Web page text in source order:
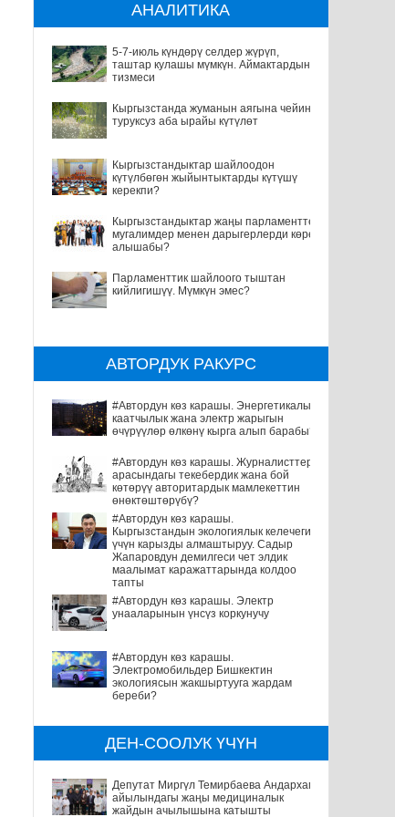
АНАЛИТИКА
5-7-июль күндөрү селдер жүрүп,
таштар кулашы мүмкүн. Аймактардын
тизмеси
Кыргызстанда жуманын аягына чейин
туруксуз аба ырайы күтүлөт
Кыргызстандыктар шайлоодон
күтүлбөгөн жыйынтыктарды күтүшү
керекпи?
Кыргызстандыктар жаңы парламентте
мугалимдер менен дарыгерлерди көрө
алышабы?
Парламенттик шайлоого тыштан
кийлигишүү. Мүмкүн эмес?
АВТОРДУК РАКУРС
#Автордун көз карашы. Энергетикалык
каатчылык жана электр жарыгын
өчүрүүлөр өлкөнү кырга алып барабы?
#Автордун көз карашы. Журналисттер
арасындагы текебердик жана бой
көтөрүү авторитардык мамлекеттин
өнөктөштөрүбү?
#Автордун көз карашы.
Кыргызстандын экологиялык келечеги
үчүн карызды алмаштыруу. Садыр
Жапаровдун демилгеси чет элдик
маалымат каражаттарында колдоо
тапты
#Автордун көз карашы. Электр
унааларынын үнсүз коркунучу
#Автордун көз карашы.
Электромобильдер Бишкектин
экологиясын жакшыртууга жардам
береби?
ДЕН-СООЛУК ҮЧҮН
Депутат Миргүл Темирбаева Андархам
айылындагы жаңы медициналык
жайдын ачылышына катышты